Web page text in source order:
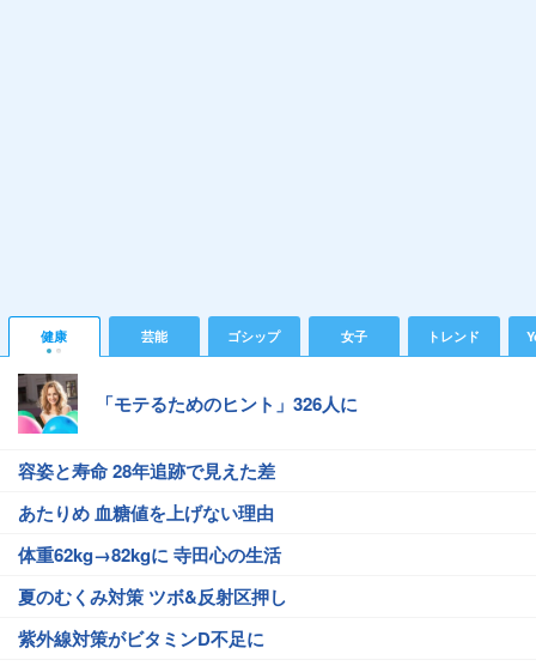
健康 芸能 ゴシップ 女子 トレンド
「モテるためのヒント」326人に
容姿と寿命 28年追跡で見えた差
あたりめ 血糖値を上げない理由
体重62kg→82kgに 寺田心の生活
夏のむくみ対策 ツボ&反射区押し
紫外線対策がビタミンD不足に